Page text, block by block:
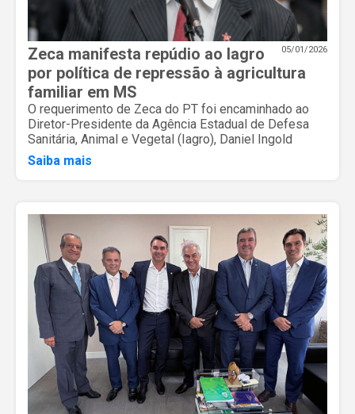
05/01/2026
Zeca manifesta repúdio ao Iagro
por política de repressão à agricultura
familiar em MS
O requerimento de Zeca do PT foi encaminhado ao
Diretor-Presidente da Agência Estadual de Defesa
Sanitária, Animal e Vegetal (Iagro), Daniel Ingold
Saiba mais